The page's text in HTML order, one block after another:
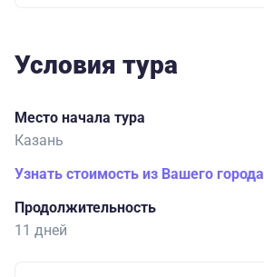
Условия тура
Место начала тура
Казань
Узнать стоимость из Вашего города
Продолжительность
11 дней